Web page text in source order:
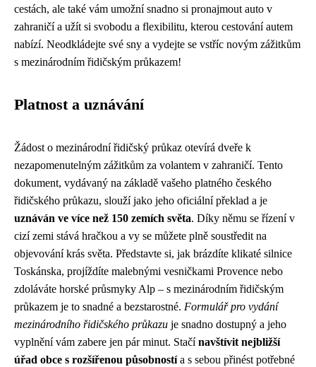
cestách, ale také vám umožní snadno si pronajmout auto v
zahraničí a užít si svobodu a flexibilitu, kterou cestování autem
nabízí. Neodkládejte své sny a vydejte se vstříc novým zážitkům
s mezinárodním řidičským průkazem!
Platnost a uznávání
Žádost o mezinárodní řidičský průkaz otevírá dveře k
nezapomenutelným zážitkům za volantem v zahraničí. Tento
dokument, vydávaný na základě vašeho platného českého
řidičského průkazu, slouží jako jeho oficiální překlad a je
uznáván ve více než 150 zemích světa. Díky němu se řízení v
cizí zemi stává hračkou a vy se můžete plně soustředit na
objevování krás světa. Představte si, jak brázdíte klikaté silnice
Toskánska, projíždíte malebnými vesničkami Provence nebo
zdoláváte horské průsmyky Alp – s mezinárodním řidičským
průkazem je to snadné a bezstarostné. Formulář pro vydání
mezinárodního řidičského průkazu je snadno dostupný a jeho
vyplnění vám zabere jen pár minut. Stačínavštívit nejbližší
úřad obce s rozšířenou působnostía s sebou přinést potřebné